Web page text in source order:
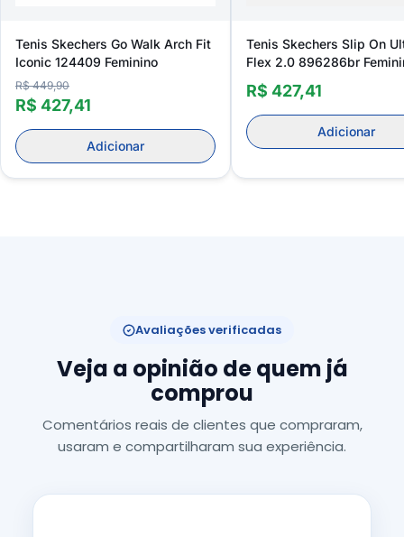
Tenis Skechers Go Walk Arch Fit
Iconic 124409 Feminino
R$ 449,90
R$ 427,41
Adicionar
Tenis Skechers Slip On
Flex 2.0 896286br
R$ 427,41
Adicionar
Avaliações verificadas
Veja a opinião de quem já
comprou
Comentários reais de clientes que compraram,
usaram e compartilharam sua experiência.